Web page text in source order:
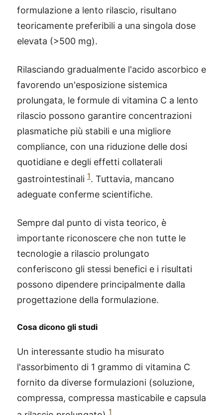
formulazione a lento rilascio, risultano
teoricamente preferibili a una singola dose
elevata (>500 mg).
Rilasciando gradualmente l'acido ascorbico e
favorendo un'esposizione sistemica
prolungata, le formule di vitamina C a lento
rilascio possono garantire concentrazioni
plasmatiche più stabili e una migliore
compliance, con una riduzione delle dosi
quotidiane e degli effetti collaterali
gastrointestinali 1. Tuttavia, mancano
adeguate conferme scientifiche.
Sempre dal punto di vista teorico, è
importante riconoscere che non tutte le
tecnologie a rilascio prolungato
conferiscono gli stessi benefici e i risultati
possono dipendere principalmente dalla
progettazione della formulazione.
Cosa dicono gli studi
Un interessante studio ha misurato
l'assorbimento di 1 grammo di vitamina C
fornito da diverse formulazioni (soluzione,
compressa, compressa masticabile e capsula
1